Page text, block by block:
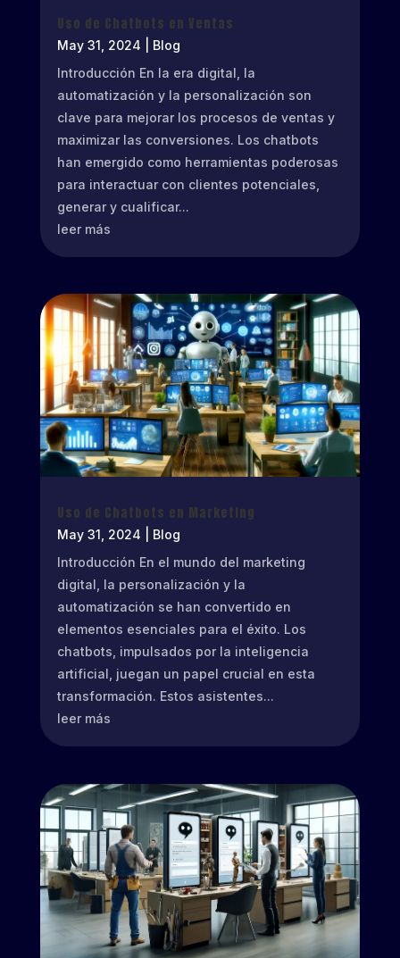
Uso de Chatbots en Ventas
May 31, 2024
Blog
Introducción En la era digital, la
automatización y la personalización son
clave para mejorar los procesos de ventas y
maximizar las conversiones. Los chatbots
han emergido como herramientas poderosas
para interactuar con clientes potenciales,
generar y cualificar...
leer más
Uso de Chatbots en Marketing
May 31, 2024
Blog
Introducción En el mundo del marketing
digital, la personalización y la
automatización se han convertido en
elementos esenciales para el éxito. Los
chatbots, impulsados por la inteligencia
artificial, juegan un papel crucial en esta
transformación. Estos asistentes...
leer más